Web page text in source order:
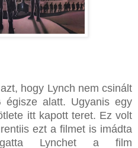
hogy Lynch nem csinált
alatt. Ugyanis egy
itt kapott teret. Ez volt
ezt a filmet is imádta
Lynchet a film